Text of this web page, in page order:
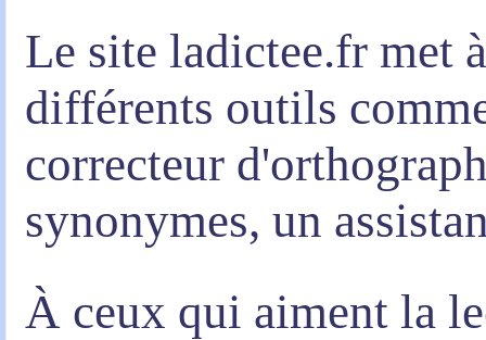
Le site ladictee.fr met
différents outils
correcteur
synonymes, un
À ceux qui aiment la